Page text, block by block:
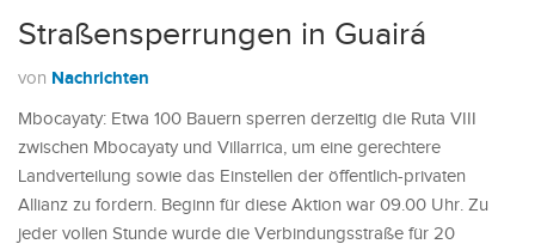
Straßensperrungen in Guairá
von Nachrichten
Mbocayaty: Etwa 100 Bauern sperren derzeitig die Ruta VIII
zwischen Mbocayaty und Villarrica, um eine gerechtere
Landverteilung sowie das Einstellen der öffentlich-privaten
Allianz zu fordern. Beginn für diese Aktion war 09.00 Uhr. Zu
jeder vollen Stunde wurde die Verbindungsstraße für 20